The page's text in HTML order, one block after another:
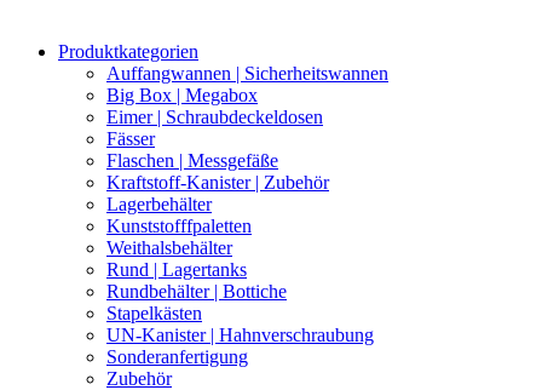
Produktkategorien
Auffangwannen | Sicherheitswannen
Big Box | Megabox
Eimer | Schraubdeckeldosen
Fässer
Flaschen | Messgefäße
Kraftstoff-Kanister | Zubehör
Lagerbehälter
Kunststofffpaletten
Weithalsbehälter
Rund | Lagertanks
Rundbehälter | Bottiche
Stapelkästen
UN-Kanister | Hahnverschraubung
Sonderanfertigung
Zubehör